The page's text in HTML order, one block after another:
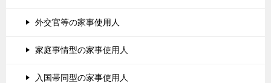
外交官等の家事使用人
家庭事情型の家事使用人
入国帯同型の家事使用人